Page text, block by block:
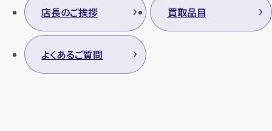
店長のご挨拶 買取品目
よくあるご質問